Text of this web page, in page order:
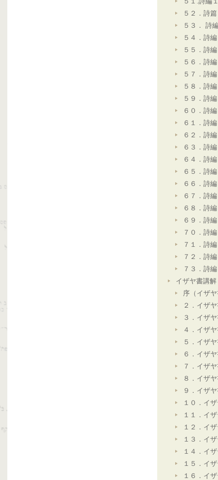
５２．詩
５３． 詩
５４．詩
５５．詩
５６．詩
５７．詩
５８．詩
５９．詩
６０．詩
６１．詩
６２．詩
６３．詩
６４．詩
６５．詩
６６．詩
６７．詩
６８．詩
６９．詩
７０．詩
７１．詩
７２．詩
７３．詩
イザヤ書講解
序（イザ
２．イザ
３．イザ
４．イザ
５．イザ
６．イザ
７．イザ
８．イザ
９．イザ
１０．イ
１１．イ
１２．イ
１３．イ
１４．イ
１５．イ
１６．イ